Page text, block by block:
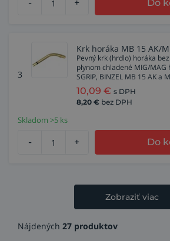
- + Do
3
Krk horáka MB 15 AK/
Pevný krk (hrdlo) horáka
plynom chladené MIG/MAG
SGRIP, BINZEL MB 15 AK a
10,09 € s DPH
8,20 € bez DPH
Skladom >5 ks
- + Do
Zobraziť viac
Nájdených 27 produktov